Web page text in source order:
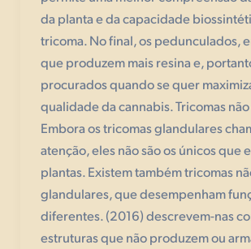
da planta e da capacidade
tricoma. No final, os pedunculados,
que produzem mais resina e,
procurados quando se quer
qualidade da cannabis. Tricomas
Embora os tricomas glandulares
atenção, eles não são os únicos que
plantas. Existem também tricomas
glandulares, que desempenham
diferentes. (2016) descrevem-nas
estruturas que não produzem ou